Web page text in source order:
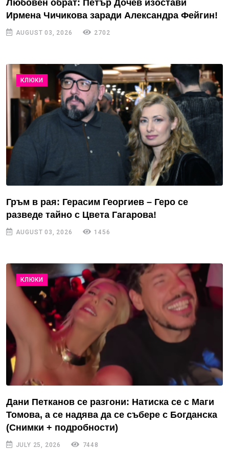
Любовен обрат: Петър Дочев изостави
Ирмена Чичикова заради Александра Фейгин!
AUGUST 03, 2026 2702
КЛЮКИ
Гръм в рая: Герасим Георгиев – Геро се
разведе тайно с Цвета Гагарова!
AUGUST 03, 2026 1456
КЛЮКИ
Дани Петканов се разгони: Натиска се с Маги
Томова, а се надява да се събере с Богданска
(Снимки + подробности)
JULY 25, 2026 7448